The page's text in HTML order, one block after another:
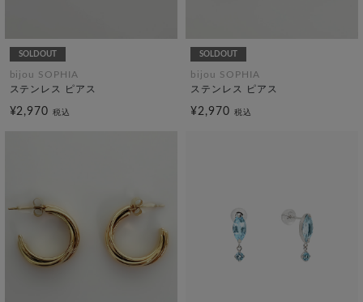
SOLDOUT
bijou SOPHIA
ステンレス ピアス
¥2,970税込
SOLDOUT
bijou SOPHIA
ステンレス ピアス
¥2,970 税込